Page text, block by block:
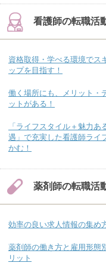
看護師の転職活
資格取得・学べる環境でス
ップを目指す！
働く場所にも、メリット・
ットがある！
「ライフスタイル＋魅力あ
遇」で充実した看護師ライ
かむ！
薬剤師の転職活
効率の良い求人情報の集め
薬剤師の働き方と雇用形態
リット